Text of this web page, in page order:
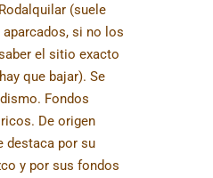
(suele
aparcados, si no los
el sitio exacto
que bajar). Se
Fondos
De origen
destaca por su
y por sus fondos